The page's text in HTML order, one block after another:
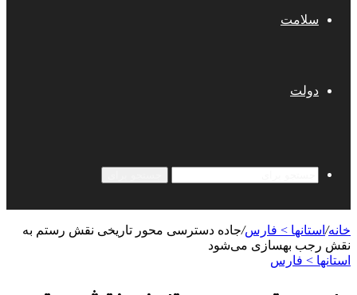
سلامت
دولت
خانه/ استانها > فارس/جاده دسترسی محور تاریخی نقش رستم به
نقش رجب بهسازی می‌شود
استانها > فارس